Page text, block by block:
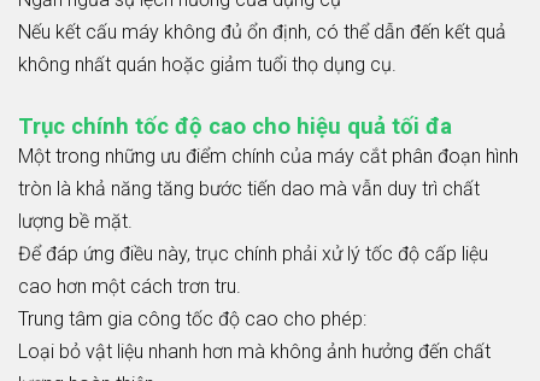
Nếu kết cấu máy không đủ ổn định, có thể dẫn đến kết quả
không nhất quán hoặc giảm tuổi thọ dụng cụ.
Trục chính tốc độ cao cho hiệu quả tối đa
Một trong những ưu điểm chính của máy cắt phân đoạn hình
tròn là khả năng tăng bước tiến dao mà vẫn duy trì chất
lượng bề mặt.
Để đáp ứng điều này, trục chính phải xử lý tốc độ cấp liệu
cao hơn một cách trơn tru.
Trung tâm gia công tốc độ cao cho phép:
Loại bỏ vật liệu nhanh hơn mà không ảnh hưởng đến chất